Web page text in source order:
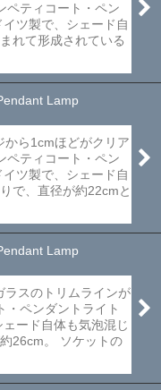
ペティコート・ペン
ツ製で、シェード自
れて形成されている
Lamp
ら1cmほどがクリア
ペティコート・ペン
ツ製で、シェード自
で、直径が約22cmと
Lamp
ラスのトリムラインが
・ペンダントライト
ード自体も気泡混じ
26cm。 ソケットの